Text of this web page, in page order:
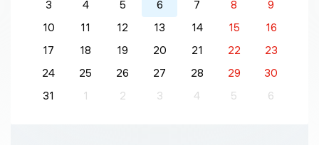
3 4 5 6 7 8
9
10
11 12 13 14 15
16
17
18 19 20 21 22
23
24
25 26 27 28 29
30
31
1 2 3 4 5 6